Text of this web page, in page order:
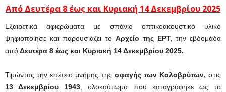
Από Δευτέρα 8 έως και Κυριακή 14 Δεκεμβρίου 2025
Εξαιρετικά αφιερώματα με σπάνιο οπτικοακουστικό υλικό
ψηφιοποίησε και παρουσιάζει το Αρχείο της ΕΡΤ, την εβδομάδα
απόΔευτέρα 8 έως και Κυριακή 14 Δεκεμβρίου 2025.
Τιμώντας την επέτειο μνήμης της σφαγής των Καλαβρύτων, στις
13 Δεκεμβρίου 1943 , ολοκαύτωμα που καταγράφηκε ως το